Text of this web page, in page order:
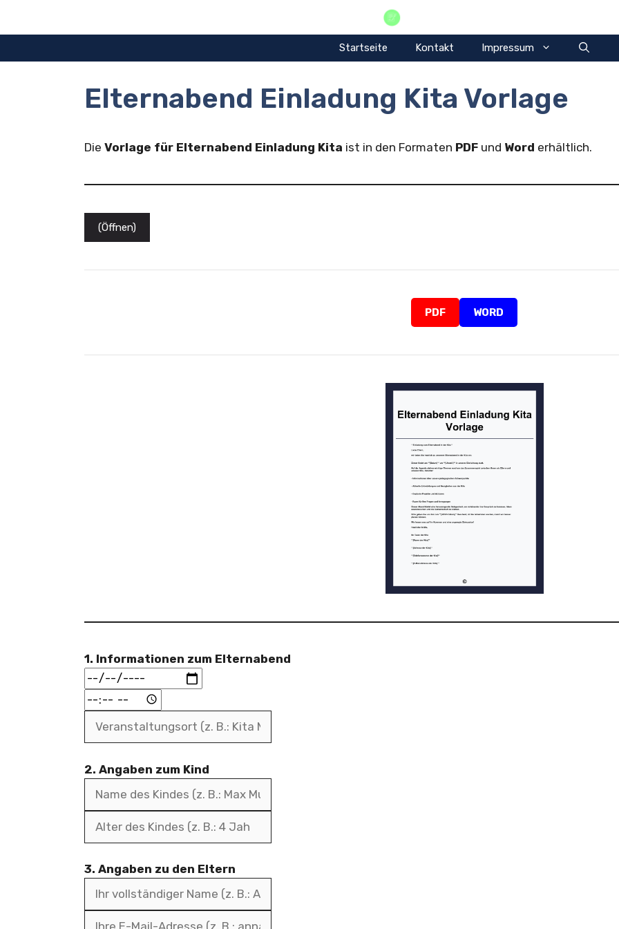
Startseite Kontakt Impressum
Elternabend Einladung Kita Vorlage
Die Vorlage für Elternabend Einladung Kita ist in den Formaten PDF und Word erhältlich.
(Öffnen)
PDF WORD
1. Informationen zum Elternabend
2. Angaben zum Kind
3. Angaben zu den Eltern